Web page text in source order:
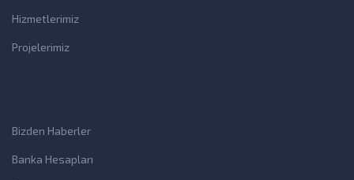
Hizmetlerimiz
Projelerimiz
Bizden Haberler
Banka Hesapları